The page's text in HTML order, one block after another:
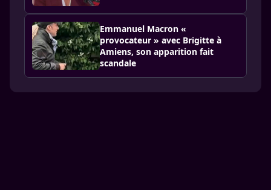
Emmanuel Macron «
provocateur » avec Brigitte à
Amiens, son apparition fait
scandale